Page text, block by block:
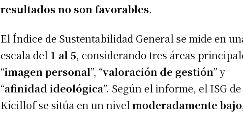
resultados no son favorables.
El Índice de Sustentabilidad General se mide en
escala del 1 al 5, considerando tres áreas
“imagen personal”, “valoración de gestión” y
“afinidad ideológica”. Según el informe, el ISG de
Kicillof se sitúa en un nivel moderadamente